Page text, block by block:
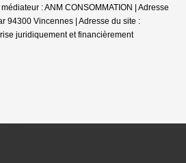
: ANM CONSOMMATION | Adresse
94300 Vincennes | Adresse du site :
juridiquement et financièrement